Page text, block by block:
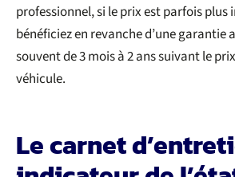
professionnel, si le prix est parfois
bénéficiez en revanche d’une garantie
souvent de 3 mois à 2 ans suivant le
véhicule.
Le carnet